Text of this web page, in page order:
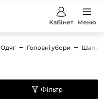
Кабінет Меню
Одяг Головні убори Шапки
Фільтр